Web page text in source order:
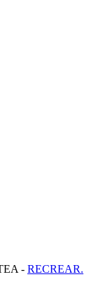
- RECREAR.